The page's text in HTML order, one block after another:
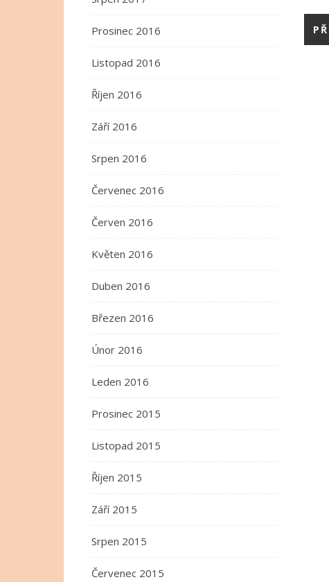
Prosinec 2016
Listopad 2016
Říjen 2016
Září 2016
Srpen 2016
Červenec 2016
Červen 2016
Květen 2016
Duben 2016
Březen 2016
Únor 2016
Leden 2016
Prosinec 2015
Listopad 2015
Říjen 2015
Září 2015
Srpen 2015
Červenec 2015